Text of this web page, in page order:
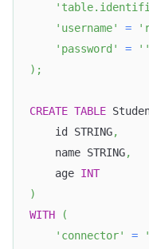
'username'
=
'password'
=
''
) ;
CREATE TABLE
    id STRING
,
    name STRING
,
    age
INT
)
WITH
(
'connector'
=